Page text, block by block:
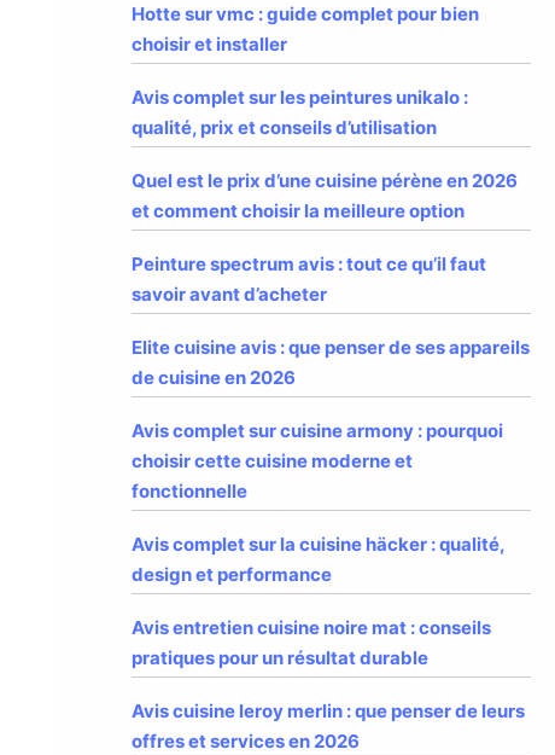
Hotte sur vmc : guide complet pour bien
choisir et installer
Avis complet sur les peintures unikalo :
qualité, prix et conseils d’utilisation
Quel est le prix d’une cuisine pérène en 2026
et comment choisir la meilleure option
Peinture spectrum avis : tout ce qu’il faut
savoir avant d’acheter
Elite cuisine avis : que penser de ses appareils
de cuisine en 2026
Avis complet sur cuisine armony : pourquoi
choisir cette cuisine moderne et
fonctionnelle
Avis complet sur la cuisine häcker : qualité,
design et performance
Avis entretien cuisine noire mat : conseils
pratiques pour un résultat durable
Avis cuisine leroy merlin : que penser de leurs
offres et services en 2026